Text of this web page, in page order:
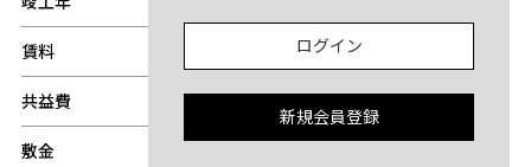
賃料
共益費
敷金
ログイン
新規会員登録